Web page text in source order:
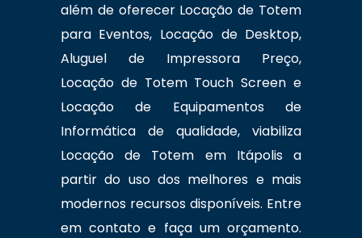
além de oferecer Locação de Totem
para Eventos, Locação de Desktop,
Aluguel de Impressora Preço,
Locação de Totem Touch Screen e
Locação de Equipamentos de
Informática de qualidade, viabiliza
Locação de Totem em Itápolis a
partir do uso dos melhores e mais
modernos recursos disponíveis. Entre
em contato e faça um orçamento.